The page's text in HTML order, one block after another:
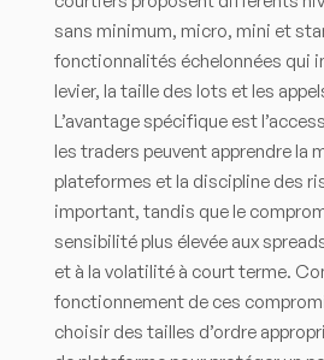
sans minimum, micro, mini et
fonctionnalités échelonnées qui
levier, la taille des lots et les
L’avantage spécifique est
les traders peuvent apprendre la
plateformes et la discipline des
important, tandis que le
sensibilité plus élevée aux
et à la volatilité à court terme.
fonctionnement de ces
choisir des tailles d’ordre